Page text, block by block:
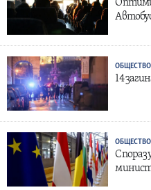
ОБЩЕСТВО
14
ОБЩЕСТВО